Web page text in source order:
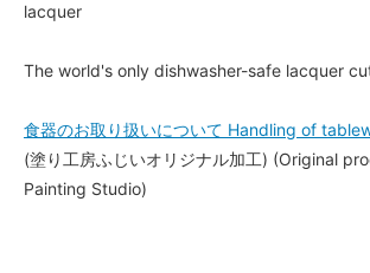
lacquer
The world's only dishwasher-safe lacquer
食器のお取り扱いについて Handling of
(塗り工房ふじいオリジナル加工) (Original
Painting Studio)